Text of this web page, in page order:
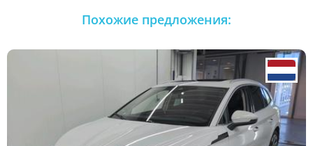
Похожие предложения: